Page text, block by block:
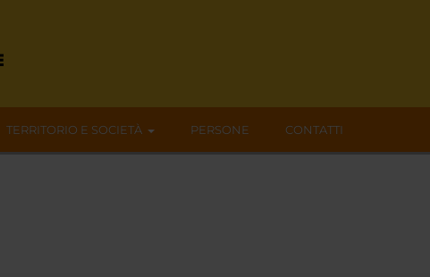
TERRITORIO E SOCIETÀ PERSONE CONTATTI